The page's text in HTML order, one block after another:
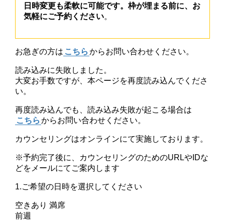
日時変更も柔軟に可能です。枠が埋まる前に、お
気軽にご予約ください。
お急ぎの方は こちら からお問い合わせください。
読み込みに失敗しました。
大変お手数ですが、本ページを再度読み込んでくださ
い。
再度読み込んでも、読み込み失敗が起こる場合は
こちら からお問い合わせください。
カウンセリングはオンラインにて実施しております。
※予約完了後に、カウンセリングのためのURLやIDな
どをメールにてご案内します
1.ご希望の日時を選択してください
空きあり 満席
前週